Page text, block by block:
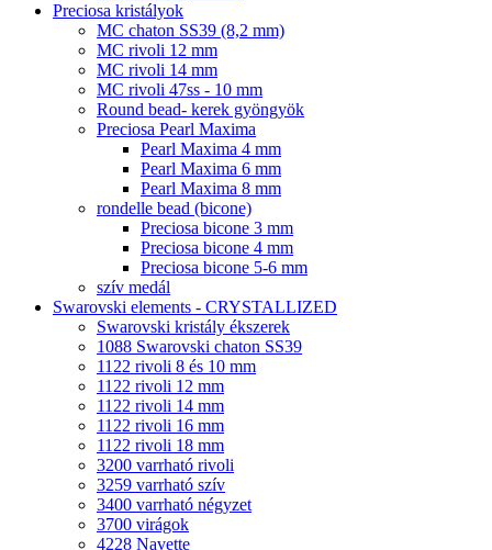
Preciosa kristályok
MC chaton SS39 (8,2 mm)
MC rivoli 12 mm
MC rivoli 14 mm
MC rivoli 47ss - 10 mm
Round bead- kerek gyöngyök
Preciosa Pearl Maxima
Pearl Maxima 4 mm
Pearl Maxima 6 mm
Pearl Maxima 8 mm
rondelle bead (bicone)
Preciosa bicone 3 mm
Preciosa bicone 4 mm
Preciosa bicone 5-6 mm
szív medál
Swarovski elements - CRYSTALLIZED
Swarovski kristály ékszerek
1088 Swarovski chaton SS39
1122 rivoli 8 és 10 mm
1122 rivoli 12 mm
1122 rivoli 14 mm
1122 rivoli 16 mm
1122 rivoli 18 mm
3200 varrható rivoli
3259 varrható szív
3400 varrható négyzet
3700 virágok
4228 Navette